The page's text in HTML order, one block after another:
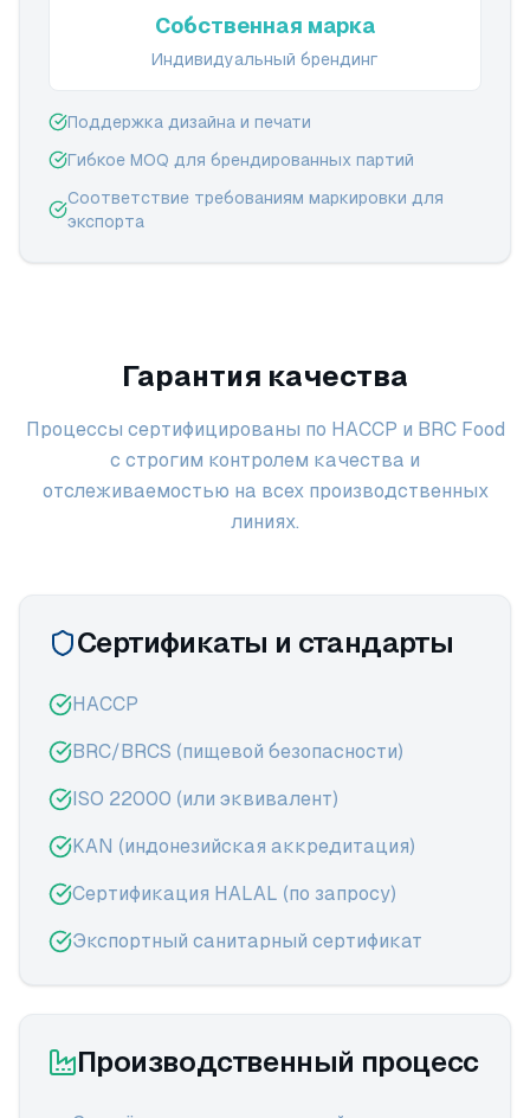
Собственная марка
Индивидуальный брендинг
Поддержка дизайна и печати
Гибкое MOQ для брендированных партий
Соответствие требованиям маркировки для
экспорта
Гарантия качества
Процессы сертифицированы по HACCP и BRC Food
с строгим контролем качества и
отслеживаемостью на всех производственных
линиях.
Сертификаты и стандарты
HACCP
BRC/BRCS (пищевой безопасности)
ISO 22000 (или эквивалент)
KAN (индонезийская аккредитация)
Сертификация HALAL (по запросу)
Экспортный санитарный сертификат
Производственный процесс